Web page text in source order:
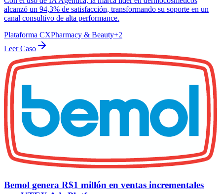
alcanzó un 94,3% de satisfacción, transformando su soporte en un
canal consultivo de alta performance.
Plataforma CXPharmacy & Beauty+2
Leer Caso
Bemol genera R$1 millón en ventas incrementales